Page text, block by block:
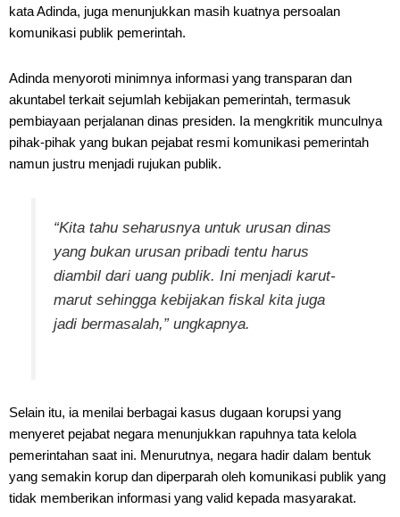
kata Adinda, juga menunjukkan masih kuatnya persoalan
komunikasi publik pemerintah.
Adinda menyoroti minimnya informasi yang transparan dan
akuntabel terkait sejumlah kebijakan pemerintah, termasuk
pembiayaan perjalanan dinas presiden. Ia mengkritik munculnya
pihak-pihak yang bukan pejabat resmi komunikasi pemerintah
namun justru menjadi rujukan publik.
“Kita tahu seharusnya untuk urusan dinas
yang bukan urusan pribadi tentu harus
diambil dari uang publik. Ini menjadi karut-
marut sehingga kebijakan fiskal kita juga
jadi bermasalah,” ungkapnya.
Selain itu, ia menilai berbagai kasus dugaan korupsi yang
menyeret pejabat negara menunjukkan rapuhnya tata kelola
pemerintahan saat ini. Menurutnya, negara hadir dalam bentuk
yang semakin korup dan diperparah oleh komunikasi publik yang
tidak memberikan informasi yang valid kepada masyarakat.